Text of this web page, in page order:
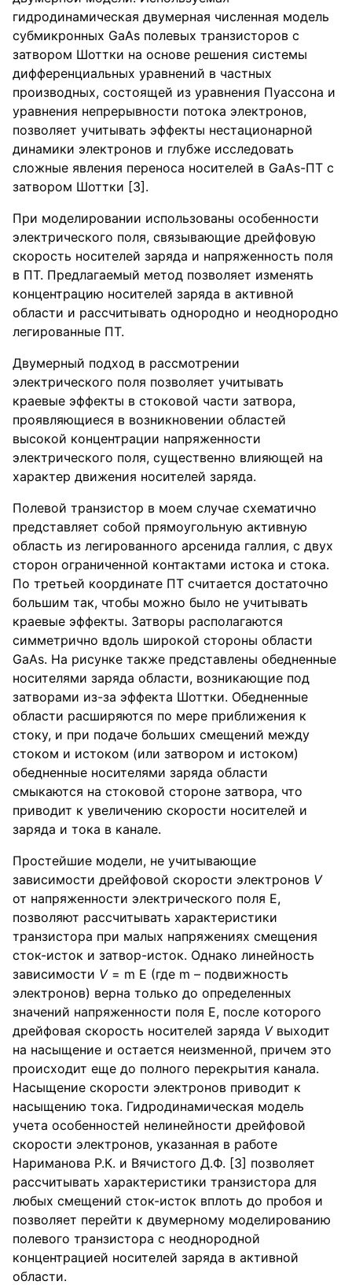
гидродинамическая двумерная численная модель
субмикронных GaAs полевых транзисторов с
затвором Шоттки на основе решения системы
дифференциальных уравнений в частных
производных, состоящей из уравнения Пуассона и
уравнения непрерывности потока электронов,
позволяет учитывать эффекты нестационарной
динамики электронов и глубже исследовать
сложные явления переноса носителей в GaAs-ПТ с
затвором Шоттки [3].
При моделировании использованы особенности
электрического поля, связывающие дрейфовую
скорость носителей заряда и напряженность поля
в ПТ. Предлагаемый метод позволяет изменять
концентрацию носителей заряда в активной
области и рассчитывать однородно и неоднородно
легированные ПТ.
Двумерный подход в рассмотрении
электрического поля позволяет учитывать
краевые эффекты в стоковой части затвора,
проявляющиеся в возникновении областей
высокой концентрации напряженности
электрического поля, существенно влияющей на
характер движения носителей заряда.
Полевой транзистор в моем случае схематично
представляет собой прямоугольную активную
область из легированного арсенида галлия, с двух
сторон ограниченной контактами истока и стока.
По третьей координате ПТ считается достаточно
большим так, чтобы можно было не учитывать
краевые эффекты. Затворы располагаются
симметрично вдоль широкой стороны области
GaAs. На рисунке также представлены обедненные
носителями заряда области, возникающие под
затворами из-за эффекта Шоттки. Обедненные
области расширяются по мере приближения к
стоку, и при подаче больших смещений между
стоком и истоком (или затвором и истоком)
обедненные носителями заряда области
смыкаются на стоковой стороне затвора, что
приводит к увеличению скорости носителей и
заряда и тока в канале.
Простейшие модели, не учитывающие
зависимости дрейфовой скорости электронов V
от напряженности электрического поля E,
позволяют рассчитывать характеристики
транзистора при малых напряжениях смещения
сток-исток и затвор-исток. Однако линейность
зависимости V= m E (где m – подвижность
электронов) верна только до определенных
значений напряженности поля E, после которого
дрейфовая скорость носителей заряда Vвыходит
на насыщение и остается неизменной, причем это
происходит еще до полного перекрытия канала.
Насыщение скорости электронов приводит к
насыщению тока. Гидродинамическая модель
учета особенностей нелинейности дрейфовой
скорости электронов, указанная в работе
Нариманова Р.К. и Вячистого Д.Ф. [3] позволяет
рассчитывать характеристики транзистора для
любых смещений сток-исток вплоть до пробоя и
позволяет перейти к двумерному моделированию
полевого транзистора с неоднородной
концентрацией носителей заряда в активной
области.